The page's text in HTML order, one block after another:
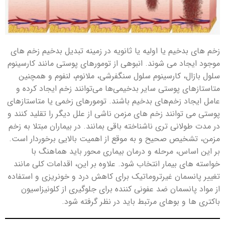
زخم های بدخیم یا اولیه یا ثانویه در زمینه تبدیل بدخیم زخم های
موجود ایجاد می شوند. انبوهی از تومورهای پوستی مانند کارسینوم
سلول بازال، کارسینوم سلول سنگفرشی، ملانوم، لنفوم و همچنین
متاستازهای پوستی سایر بدخیمی‌ها می‌توانند زخم ایجاد کرده و
عامل ایجاد زخم‌های بدخیم باشند. تومورهای زخمی یا متاستازهای
پوستی می توانند زخم های مزمن ناشی از علل دیگر را تقلید کنند و
در مدت طولانی تری ناشناخته باقی بمانند. در بیماران مبتلا به زخم
مزمن، تشخیص صحیح و به موقع از اهمیت بالایی برخوردار است.
بر این اساس، مرحله و درمان بیماری محور باید هماهنگ با
خواسته های بیمار انتخاب شود. علاوه بر این، اقدامات کلی مانند
تغییر پانسمان غیرتروماتیک برای کاهش درد و خونریزی و استفاده
از مواد پانسمان ضد عفونی کننده برای جلوگیری از کلونیزاسیون
باکتری ها و بوهای مرتبط باید در نظر گرفته شود.